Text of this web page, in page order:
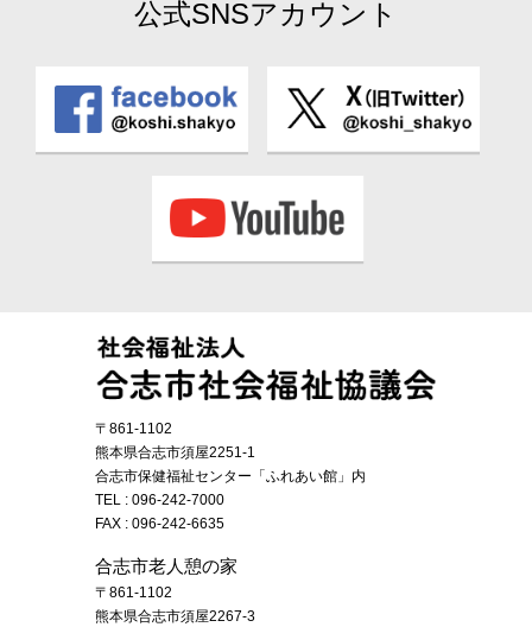
公式SNSアカウント
〒861-1102
熊本県合志市須屋2251-1
合志市保健福祉センター「ふれあい館」内
TEL : 096-242-7000
FAX : 096-242-6635
合志市老人憩の家
〒861-1102
熊本県合志市須屋2267-3